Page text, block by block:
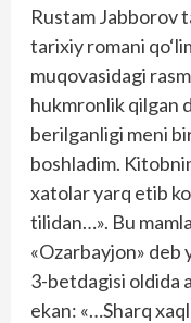
Rustam Jabborov
tarixiy romani
muqovasidagi
hukmronlik qilgan
berilganligi meni
boshladim.
xatolar yarq etib
tilidan…». Bu
«Ozarbayjon» deb
3-betdagisi oldida
ekan: «…Sharq